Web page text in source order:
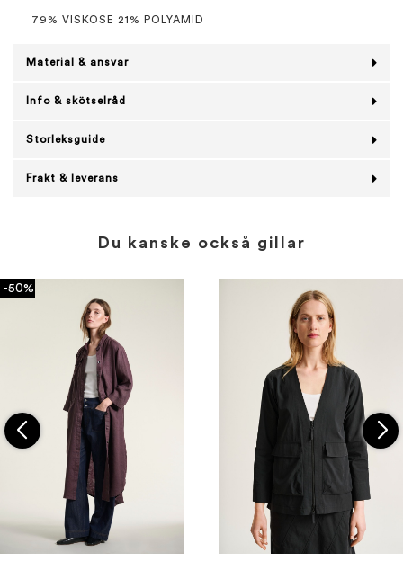
79% VISKOSE 21% POLYAMID
Material & ansvar
Info & skötselråd
Storleksguide
Frakt & leverans
Du kanske också gillar
-50%